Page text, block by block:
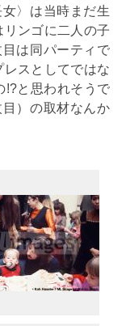
〉は当時まだ生
リンゴに二人の子
は同パーティで
スとしてではな
!?と思われそうで
）の取材なんか